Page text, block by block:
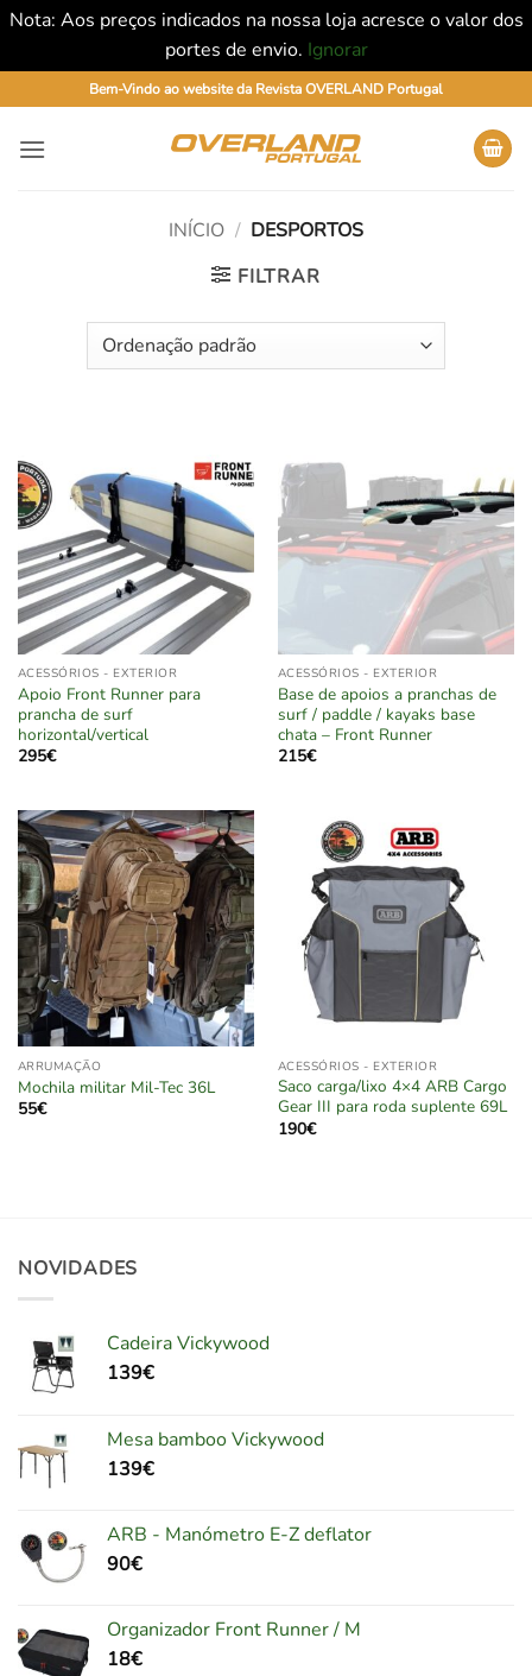
Nota: Aos preços indicados na nossa loja acresce o valor dos
portes de envio. Ignorar
to
content
Bem-Vindo ao website da Revista OVERLAND Portugal
INÍCIO / DESPORTOS
FILTRAR
ACESSÓRIOS - EXTERIOR
Apoio Front Runner para
prancha de surf
horizontal/vertical
295€
ACESSÓRIOS - EXTERIOR
Base de apoios a pranchas de
surf / paddle / kayaks base
chata – Front Runner
215€
ARRUMAÇÃO
Mochila militar Mil-Tec 36L
55€
ACESSÓRIOS - EXTERIOR
Saco carga/lixo 4×4 ARB Cargo
Gear III para roda suplente 69L
190€
NOVIDADES
Cadeira Vickywood
139€
Mesa bamboo Vickywood
139€
ARB - Manómetro E-Z deflator
90€
Organizador Front Runner / M
18€